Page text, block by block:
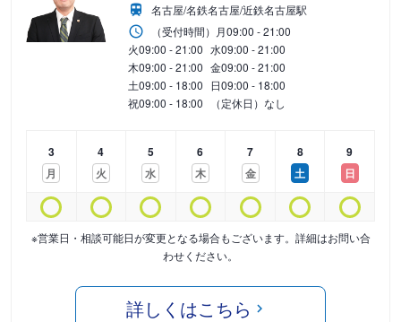
名古屋/名鉄名古屋/近鉄名古屋駅
（受付時間） 月09:00 - 21:00
火09:00 - 21:00 水09:00 - 21:00
木09:00 - 21:00 金09:00 - 21:00
土09:00 - 18:00 日09:00 - 18:00
祝09:00 - 18:00 （定休日）なし
3
月
4
火
5
水
6
木
7
金
8
土
9
日
※営業日・相談可能日が変更となる場合もございます。詳細はお問い合
わせください。
詳しくはこちら